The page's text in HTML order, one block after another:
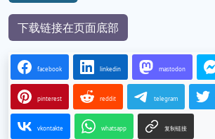
下载链接在页面底部
facebook linkedin mastodon
pinterest reddit telegram
vkontakte whatsapp 复制链接